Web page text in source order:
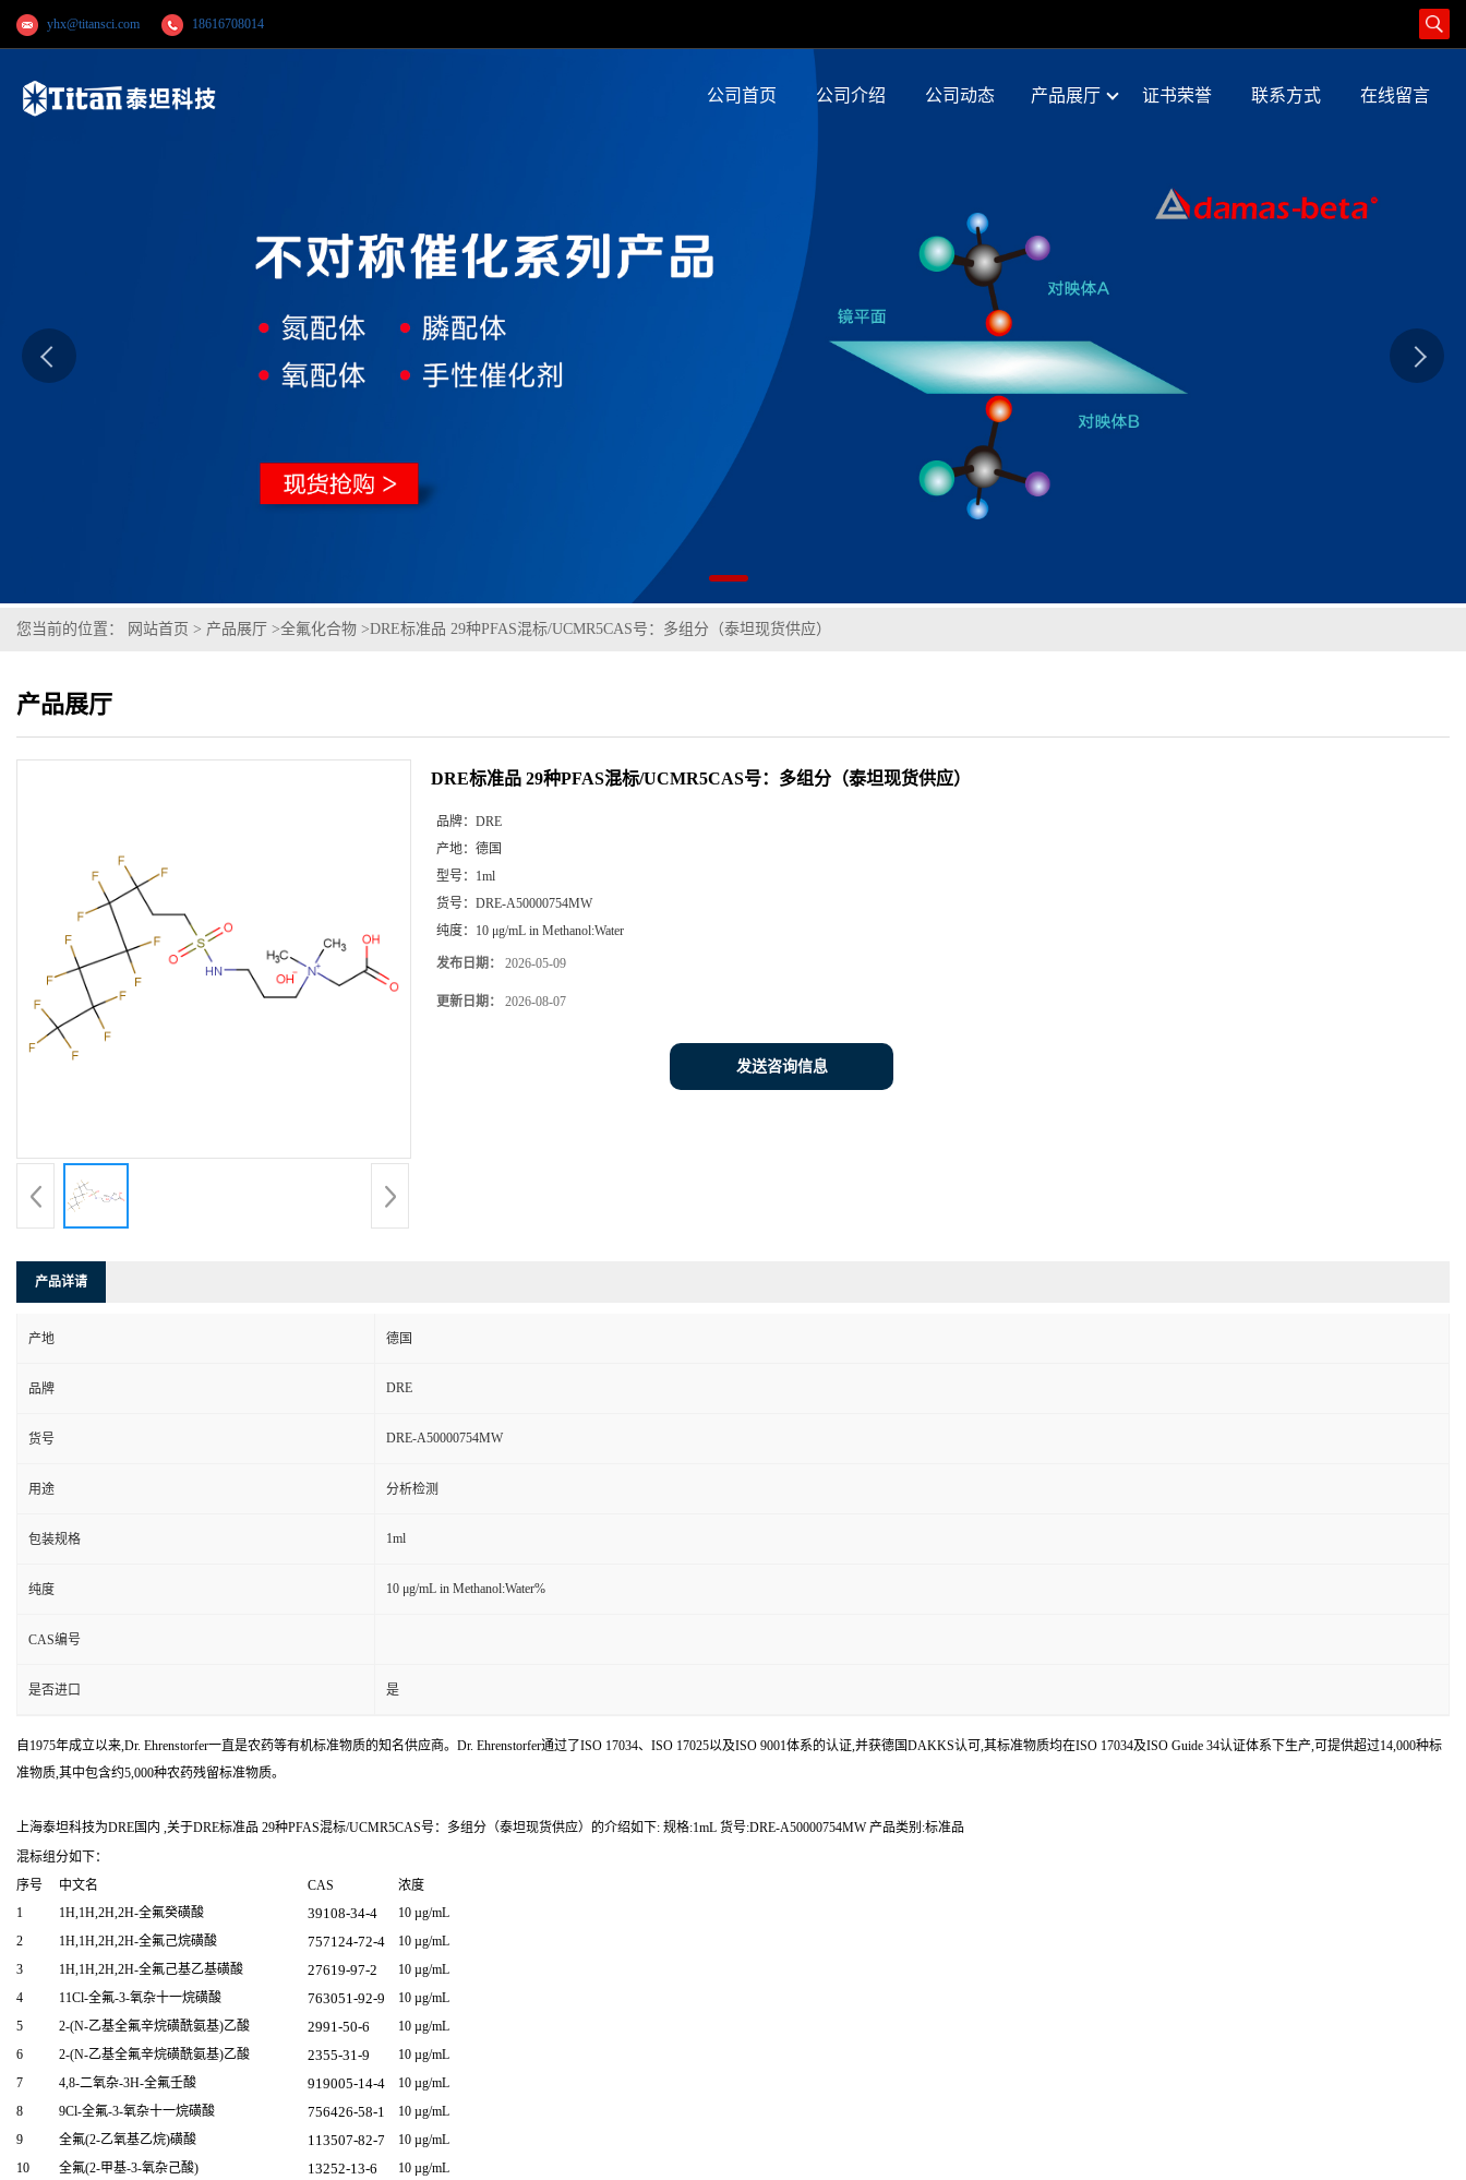
yhx@titansci.com 18616708014
公司首页 公司介绍 公司动态 产品展厅 证书荣誉 联系方式 在线留言
您当前的位置： 网站首页 > 产品展厅 >全氟化合物 >DRE标准品 29种PFAS混标/UCMR5CAS号：多组分（泰坦现货供应）
产品展厅
DRE标准品 29种PFAS混标/UCMR5CAS号：多组分（泰坦现货供应）
品牌： DRE
产地： 德国
型号： 1ml
货号： DRE-A50000754MW
纯度： 10 μg/mL in Methanol:Water
发布日期： 2026-05-09
更新日期： 2026-08-07
发送咨询信息
产品详请
产地 德国
品牌 DRE
货号 DRE-A50000754MW
用途 分析检测
包装规格 1ml
纯度 10 μg/mL in Methanol:Water%
CAS编号
是否进口 是
自1975年成立以来,Dr. Ehrenstorfer一直是农药等有机标准物质的知名供应商。Dr. Ehrenstorfer通过了ISO 17034、ISO 17025以及ISO 9001体系的认证,并获德国DAKKS认可,其标准物质均在ISO 17034及ISO Guide 34认证体系下生产,可提供超过14,000种标
准物质,其中包含约5,000种农药残留标准物质。
上海泰坦科技为DRE国内 ,关于DRE标准品 29种PFAS混标/UCMR5CAS号：多组分（泰坦现货供应）的介绍如下: 规格:1mL 货号:DRE-A50000754MW 产品类别:标准品
混标组分如下：
序号
中文名 CAS
浓度
1
1H,1H,2H,2H-全氟癸磺酸 39108-34-4
10 µg/mL
2
1H,1H,2H,2H-全氟己烷磺酸 757124-72-4
10 µg/mL
3
1H,1H,2H,2H-全氟己基乙基磺酸 27619-97-2
10 µg/mL
4
11Cl-全氟-3-氧杂十一烷磺酸 763051-92-9
10 µg/mL
5
2-(N-乙基全氟辛烷磺酰氨基)乙酸 2991-50-6
10 µg/mL
6
2-(N-乙基全氟辛烷磺酰氨基)乙酸 2355-31-9
10 µg/mL
7
4,8-二氧杂-3H-全氟壬酸 919005-14-4
10 µg/mL
8
9Cl-全氟-3-氧杂十一烷磺酸 756426-58-1
10 µg/mL
9
全氟(2-乙氧基乙烷)磺酸 113507-82-7
10 µg/mL
10
全氟(2-甲基-3-氧杂己酸) 13252-13-6
10 µg/mL